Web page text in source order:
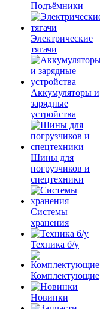
Подъёмники
Электрические
тягачи
Аккумуляторы и
зарядные
устройства
Шины для
погрузчиков и
спецтехники
Системы
хранения
Техника б/у
Комплектующие
Новинки